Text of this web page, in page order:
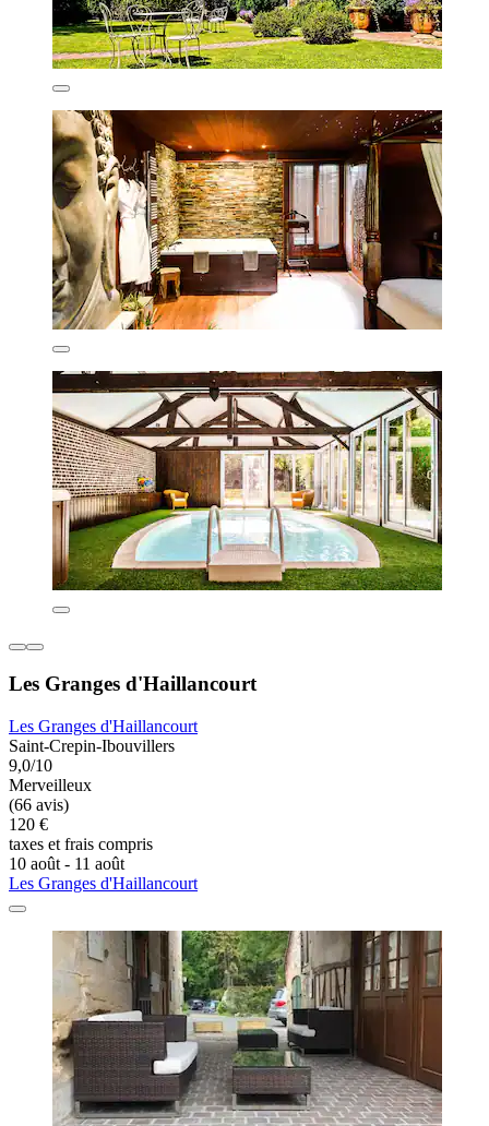
Les Granges d'Haillancourt
Les Granges d'Haillancourt
Saint-Crepin-Ibouvillers
9,0/10
Merveilleux
(66 avis)
120 €
taxes et frais compris
10 août - 11 août
Les Granges d'Haillancourt